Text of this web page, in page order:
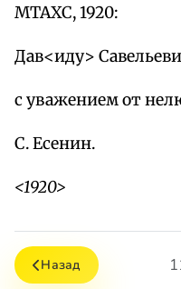
МТАХС, 1920:
Дав<иду>
с уважением от
С. Есенин.
<1920>
Назад